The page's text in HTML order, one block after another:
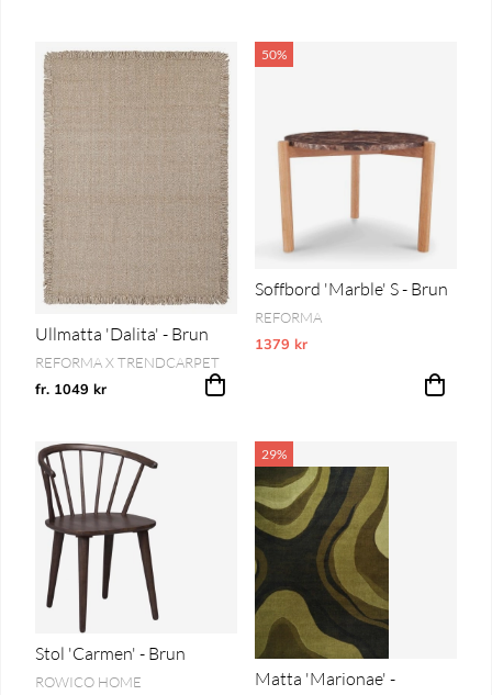
Ullmatta 'Dalita' - Brun
REFORMA X TRENDCARPET
fr. 1049 kr
50%
Soffbord 'Marble' S - Brun
REFORMA
1379 kr
Vårt lägsta pris 1-30 dagar innan
Stol 'Carmen' - Brun
ROWICO HOME
29%
Matta 'Marionae' -